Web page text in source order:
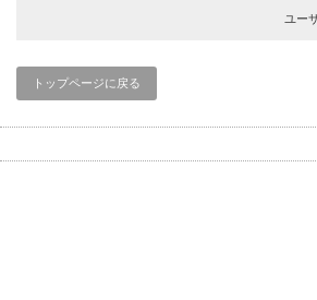
ユー
トップページに戻る